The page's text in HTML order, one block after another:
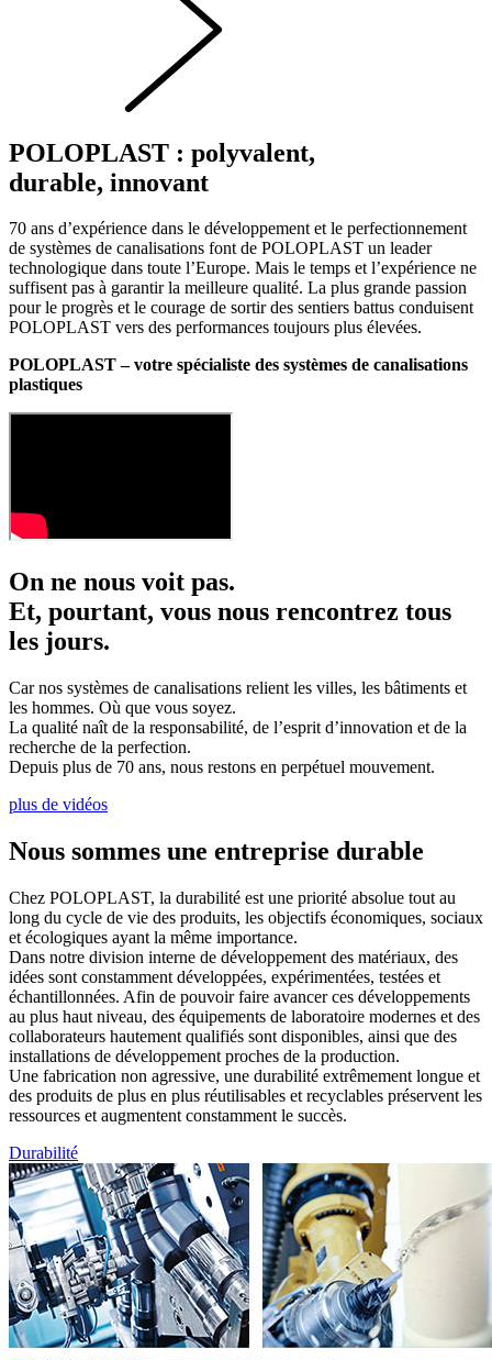
POLOPLAST : polyvalent,
durable, innovant
70 ans d’expérience dans le développement et le perfectionnement
de systèmes de canalisations font de POLOPLAST un leader
technologique dans toute l’Europe. Mais le temps et l’expérience ne
suffisent pas à garantir la meilleure qualité. La plus grande passion
pour le progrès et le courage de sortir des sentiers battus conduisent
POLOPLAST vers des performances toujours plus élevées.
POLOPLAST – votre spécialiste des systèmes de canalisations
plastiques
On ne nous voit pas.
Et, pourtant, vous nous rencontrez tous
les jours.
Car nos systèmes de canalisations relient les villes, les bâtiments et
les hommes. Où que vous soyez.
La qualité naît de la responsabilité, de l’esprit d’innovation et de la
recherche de la perfection.
Depuis plus de 70 ans, nous restons en perpétuel mouvement.
plus de vidéos
Nous sommes une entreprise durable
Chez POLOPLAST, la durabilité est une priorité absolue tout au
long du cycle de vie des produits, les objectifs économiques, sociaux
et écologiques ayant la même importance.
Dans notre division interne de développement des matériaux, des
idées sont constamment développées, expérimentées, testées et
échantillonnées. Afin de pouvoir faire avancer ces développements
au plus haut niveau, des équipements de laboratoire modernes et des
collaborateurs hautement qualifiés sont disponibles, ainsi que des
installations de développement proches de la production.
Une fabrication non agressive, une durabilité extrêmement longue et
des produits de plus en plus réutilisables et recyclables préservent les
ressources et augmentent constamment le succès.
Durabilité